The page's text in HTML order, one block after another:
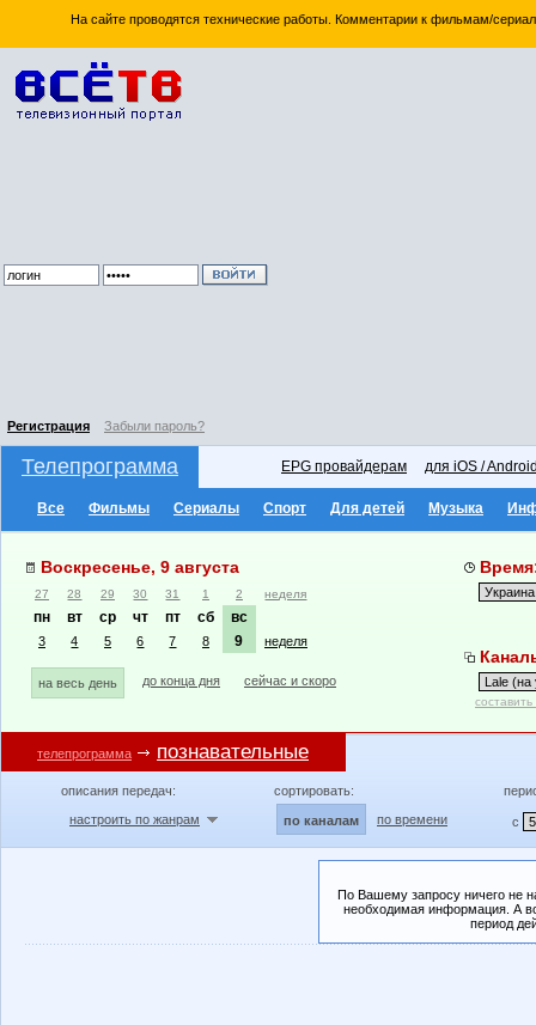
На сайте проводятся технические работы. Комментарии к фильмам/
Регистрация Забыли пароль?
Телепрограмма EPG провайдерам для iOS /
Все Фильмы Сериалы Спорт Для детей Музыка
Воскресенье, 9 августа
27 28 29 30 31 1 2 неделя
пн вт ср чт пт сб вс
3 4 5 6 7 8 9 неделя
на весь день до конца дня сейчас и скоро
телепрограмма познавательные
описания передач:
настроить по жанрам
сортировать:
по каналам по времени с
По Вашему запросу ничего не
необходимая информация. А
период